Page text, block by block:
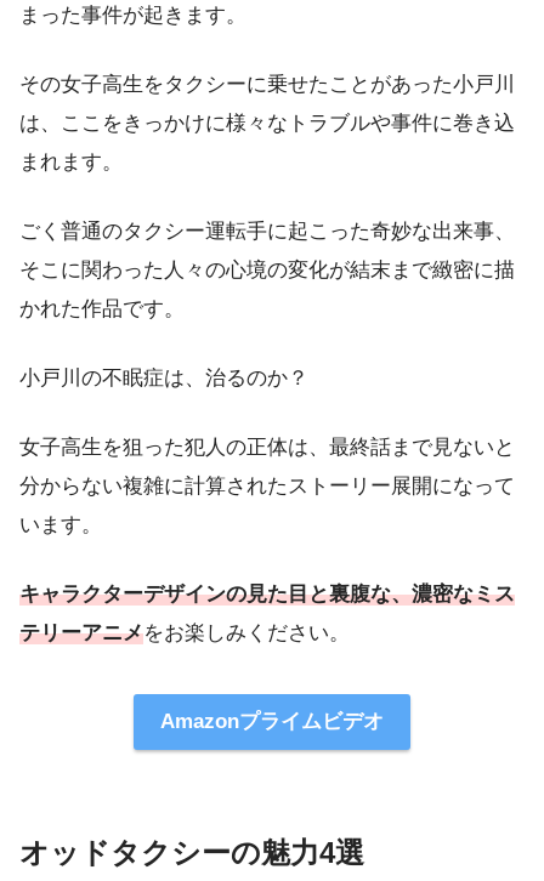
まった事件が起きます。
その女子高生をタクシーに乗せたことがあった小戸川
は、ここをきっかけに様々なトラブルや事件に巻き込
まれます。
ごく普通のタクシー運転手に起こった奇妙な出来事、
そこに関わった人々の心境の変化が結末まで緻密に描
かれた作品です。
小戸川の不眠症は、治るのか？
女子高生を狙った犯人の正体は、最終話まで見ないと
分からない複雑に計算されたストーリー展開になって
います。
キャラクターデザインの見た目と裏腹な、濃密なミス
テリーアニメをお楽しみください。
Amazonプライムビデオ
オッドタクシーの魅力4選